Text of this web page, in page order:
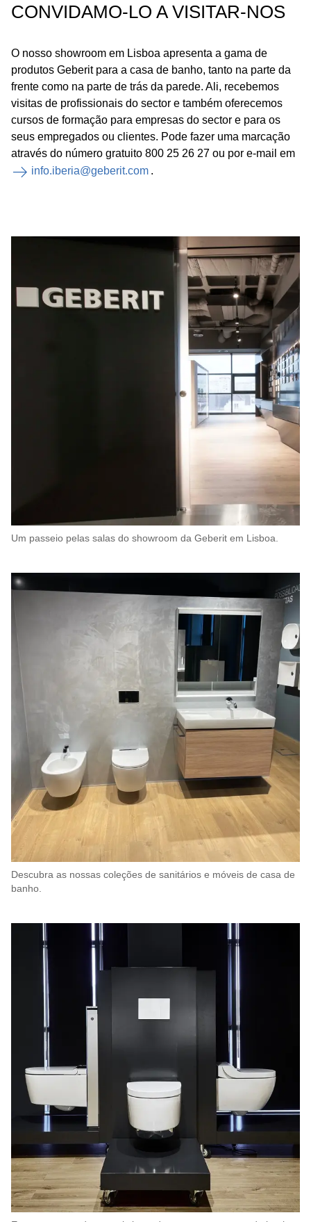
CONVIDAMO-LO A VISITAR-NOS
O nosso showroom em Lisboa apresenta a gama de
produtos Geberit para a casa de banho, tanto na parte da
frente como na parte de trás da parede. Ali, recebemos
visitas de profissionais do sector e também oferecemos
cursos de formação para empresas do sector e para os
seus empregados ou clientes. Pode fazer uma marcação
através do número gratuito 800 25 26 27 ou por e-mail em
info.iberia@geberit.com .
Um passeio pelas salas do showroom da Geberit em Lisboa.
Descubra as nossas coleções de sanitários e móveis de casa de
banho.